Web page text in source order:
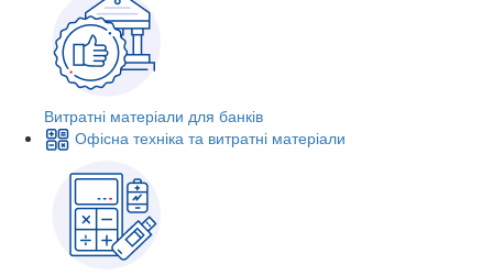
Витратні матеріали для банків
Офісна техніка та витратні матеріали